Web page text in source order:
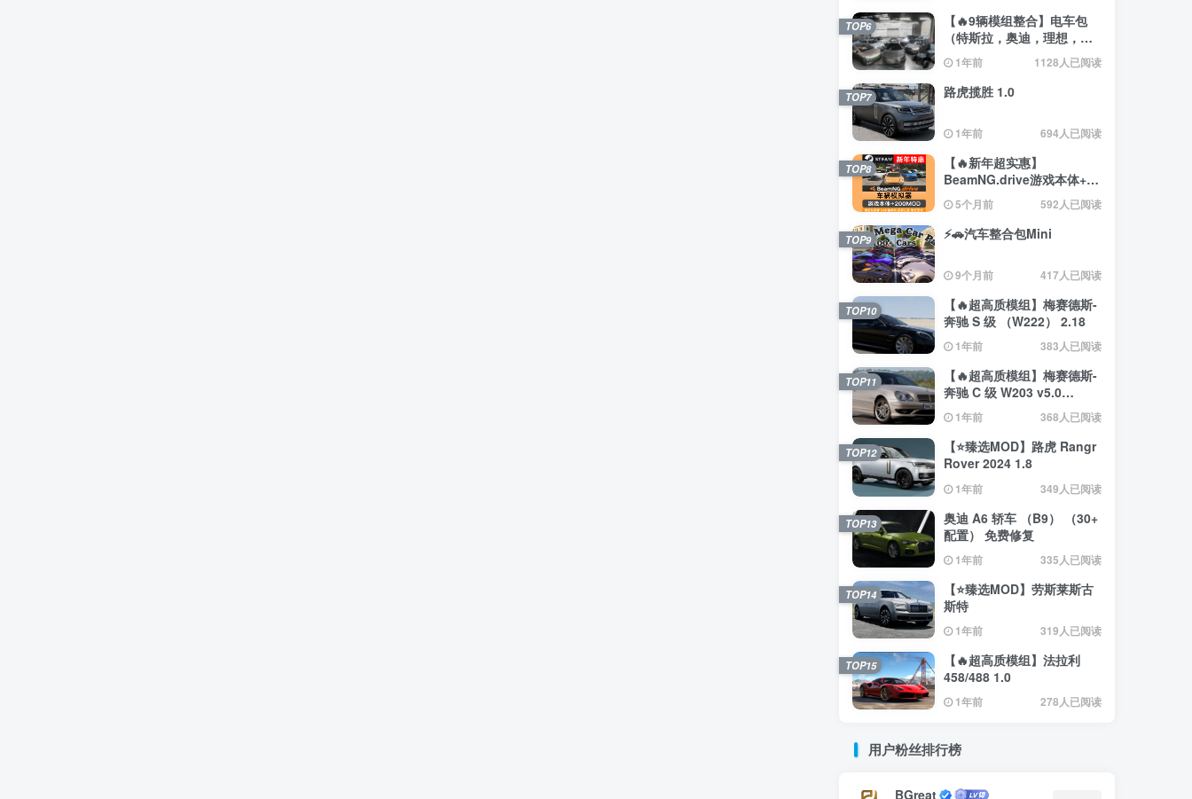
【🔥9辆模组整合】电车包
（特斯拉，奥迪，理想，梅
赛德斯）
1年前 1128人已阅读
TOP6
路虎揽胜 1.0
1年前 694人已阅读
TOP7
【🔥新年超实惠】
BeamNG.drive游戏本体+约
200辆汽车整合包
5个月前 592人已阅读
TOP8
⚡🚗汽车整合包Mini
9个月前 417人已阅读
TOP9
【🔥超高质模组】梅赛德斯-
奔驰 S 级 （W222） 2.18
1年前 383人已阅读
TOP10
【🔥超高质模组】梅赛德斯-
奔驰 C 级 W203 v5.0
（0.35.x） 2.4
1年前 368人已阅读
TOP11
【⭐臻选MOD】路虎 Rangr
Rover 2024 1.8
1年前 349人已阅读
TOP12
奥迪 A6 轿车 （B9） （30+
配置） 免费修复
1年前 335人已阅读
TOP13
【⭐臻选MOD】劳斯莱斯古
斯特
1年前 319人已阅读
TOP14
【🔥超高质模组】法拉利
458/488 1.0
1年前 278人已阅读
TOP15
用户粉丝排行榜
BGreat